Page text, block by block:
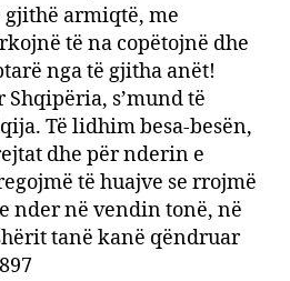
gjithë armiqtë, me
të na copëtojnë dhe
nga të gjitha anët!
Shqipëria, s’mund të
Të lidhim besa-besën,
dhe për nderin e
të huajve se rrojmë
nder në vendin tonë, në
tanë kanë qëndruar